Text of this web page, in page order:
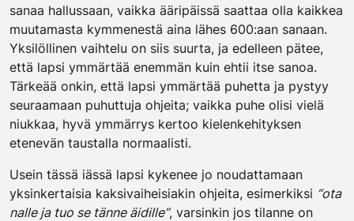
sanaa hallussaan, vaikka ääripäissä saattaa olla kaikkea
muutamasta kymmenestä aina lähes 600:aan sanaan.
Yksilöllinen vaihtelu on siis suurta, ja edelleen pätee,
että lapsi ymmärtää enemmän kuin ehtii itse sanoa.
Tärkeää onkin, että lapsi ymmärtää puhetta ja pystyy
seuraamaan puhuttuja ohjeita; vaikka puhe olisi vielä
niukkaa, hyvä ymmärrys kertoo kielenkehityksen
etenevän taustalla normaalisti.
Usein tässä iässä lapsi kykenee jo noudattamaan
yksinkertaisia kaksivaiheisiakin ohjeita, esimerkiksi “ota
nalle ja tuo se tänne äidille”, varsinkin jos tilanne on